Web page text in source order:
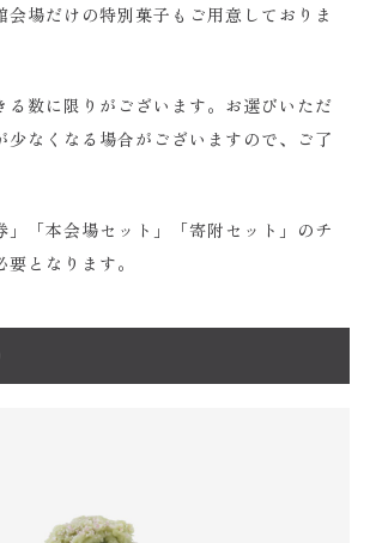
会場だけの特別菓子もご用意しておりま
数に限りがございます。お選びいただ
少なくなる場合がございますので、ご了
「本会場セット」「寄附セット」のチ
となります。